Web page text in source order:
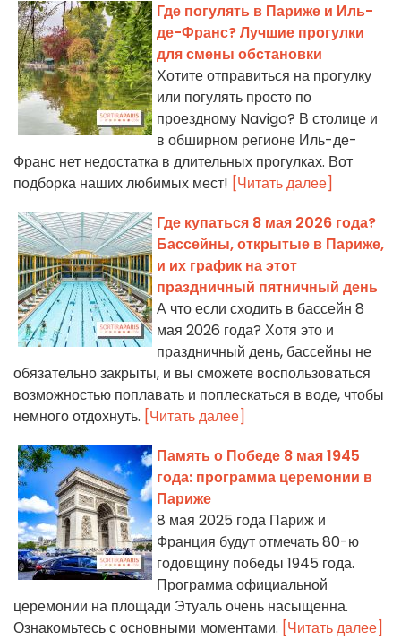
Где погулять в Париже и Иль-
де-Франс? Лучшие прогулки
для смены обстановки
Хотите отправиться на прогулку
или погулять просто по
проездному Navigo? В столице и
в обширном регионе Иль-де-
Франс нет недостатка в длительных прогулках. Вот
подборка наших любимых мест! [Читать далее]
Где купаться 8 мая 2026 года?
Бассейны, открытые в Париже,
и их график на этот
праздничный пятничный день
А что если сходить в бассейн 8
мая 2026 года? Хотя это и
праздничный день, бассейны не
обязательно закрыты, и вы сможете воспользоваться
возможностью поплавать и поплескаться в воде, чтобы
немного отдохнуть. [Читать далее]
Память о Победе 8 мая 1945
года: программа церемонии в
Париже
8 мая 2025 года Париж и
Франция будут отмечать 80-ю
годовщину победы 1945 года.
Программа официальной
церемонии на площади Этуаль очень насыщенна.
Ознакомьтесь с основными моментами. [Читать далее]